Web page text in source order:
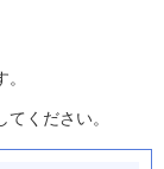
ください。